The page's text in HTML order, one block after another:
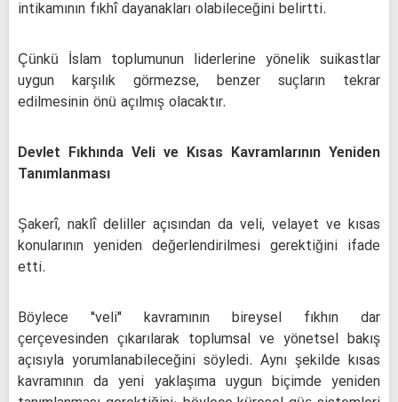
intikamının fıkhî dayanakları olabileceğini belirtti.
Çünkü İslam toplumunun liderlerine yönelik suikastlar
uygun karşılık görmezse, benzer suçların tekrar
edilmesinin önü açılmış olacaktır.
Devlet Fıkhında Veli ve Kısas Kavramlarının Yeniden
Tanımlanması
Şakerî, naklî deliller açısından da veli, velayet ve kısas
konularının yeniden değerlendirilmesi gerektiğini ifade
etti.
Böylece "veli" kavramının bireysel fıkhın dar
çerçevesinden çıkarılarak toplumsal ve yönetsel bakış
açısıyla yorumlanabileceğini söyledi. Aynı şekilde kısas
kavramının da yeni yaklaşıma uygun biçimde yeniden